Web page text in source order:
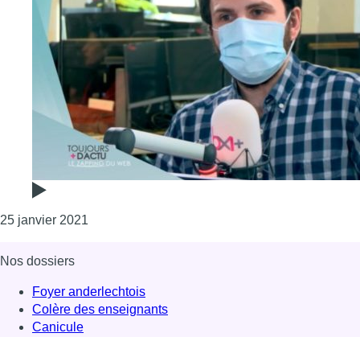
25 janvier 2021
Nos dossiers
Foyer anderlechtois
Colère des enseignants
Canicule